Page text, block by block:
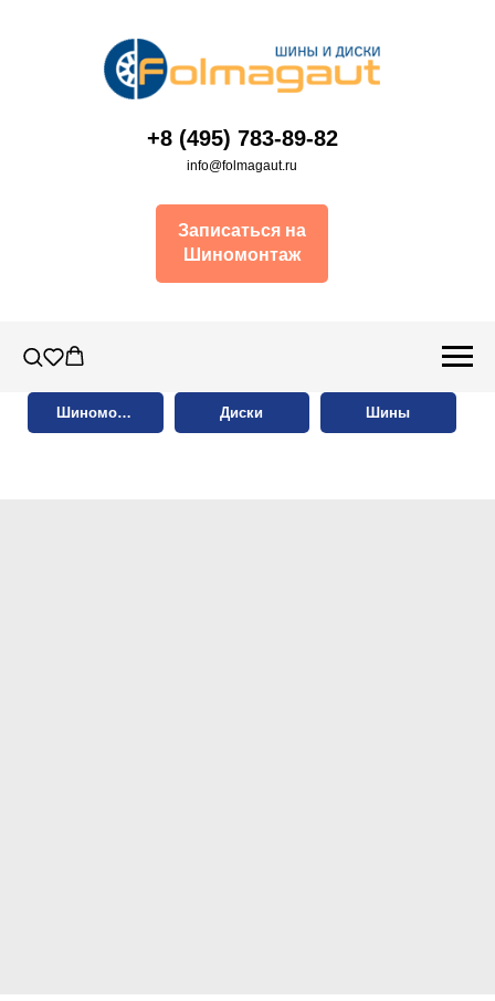
+8 (495) 783-89-82
info@folmagaut.ru
Записаться на
Шиномонтаж
Шиномонтаж Диски Шины